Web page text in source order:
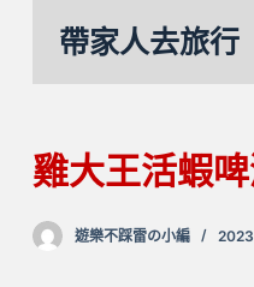
內
容
帶家人去旅行
雞大王活蝦
遊樂不踩雷の小編 2023